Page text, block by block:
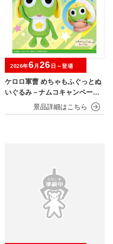
ケロロ軍曹 めちゃもふぐっとぬ
いぐるみ－ナムコキャンペーン
2026年6 月 26 日～登場